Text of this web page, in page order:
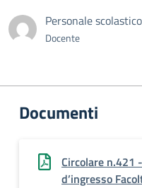
Personale scolastico
Docente
Documenti
Circolare n.421
d’ingresso